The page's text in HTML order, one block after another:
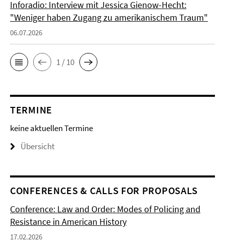
Inforadio: Interview mit Jessica Gienow-Hecht:
"Weniger haben Zugang zu amerikanischem Traum"
06.07.2026
1 / 10
TERMINE
keine aktuellen Termine
Übersicht
CONFERENCES & CALLS FOR PROPOSALS
Conference: Law and Order: Modes of Policing and
Resistance in American History
17.02.2026